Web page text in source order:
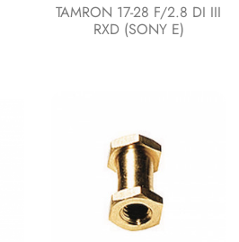
TAMRON 17-28 F/2.8 DI III
RXD (SONY E)